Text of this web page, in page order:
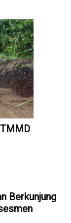
Berkunjung